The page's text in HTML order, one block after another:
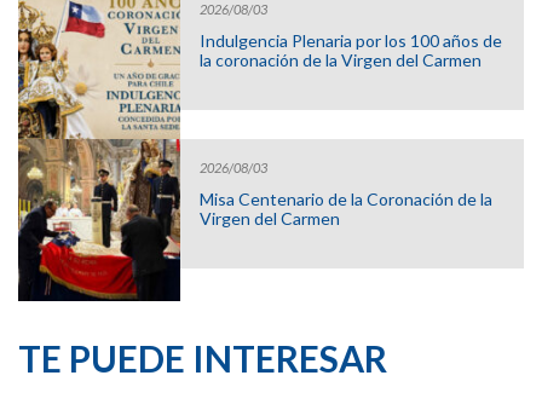
2026/08/03
Indulgencia Plenaria por los 100 años de
la coronación de la Virgen del Carmen
2026/08/03
Misa Centenario de la Coronación de la
Virgen del Carmen
TE PUEDE INTERESAR